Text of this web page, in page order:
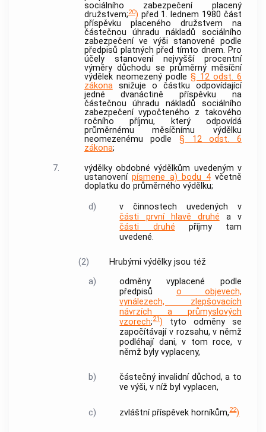
sociálního zabezpečení placený
družstvem;20) před 1. lednem 1980 část
příspěvku placeného družstvem na
částečnou úhradu nákladů sociálního
zabezpečení ve výši stanovené podle
předpisů platných před tímto dnem. Pro
účely stanovení nejvyšší procentní
výměry důchodu se průměrný měsíční
výdělek neomezený podle§ 12 odst. 6
zákonasnižuje o částku odpovídající
jedné dvanáctině příspěvku na
částečnou úhradu nákladů sociálního
zabezpečení vypočteného z takového
ročního příjmu, který odpovídá
průměrnému měsíčnímu výdělku
neomezenému podle§ 12 odst. 6
zákona;
7.
výdělky obdobné výdělkům uvedeným v
ustanovenípísmene a) bodu 4včetně
doplatku do průměrného výdělku;
d)
v činnostech uvedených v
části první hlavě druhé a v
části druhé příjmy tam
uvedené.
(2)
Hrubými výdělky jsou též
a)
odměny vyplacené podle
předpisů o objevech,
vynálezech, zlepšovacích
návrzích a průmyslových
vzorech;21) tyto odměny se
započítávají v rozsahu, v němž
podléhají dani, v tom roce, v
němž byly vyplaceny,
b)
částečný invalidní důchod, a to
ve výši, v níž byl vyplacen,
c) zvláštní příspěvek horníkům,22)